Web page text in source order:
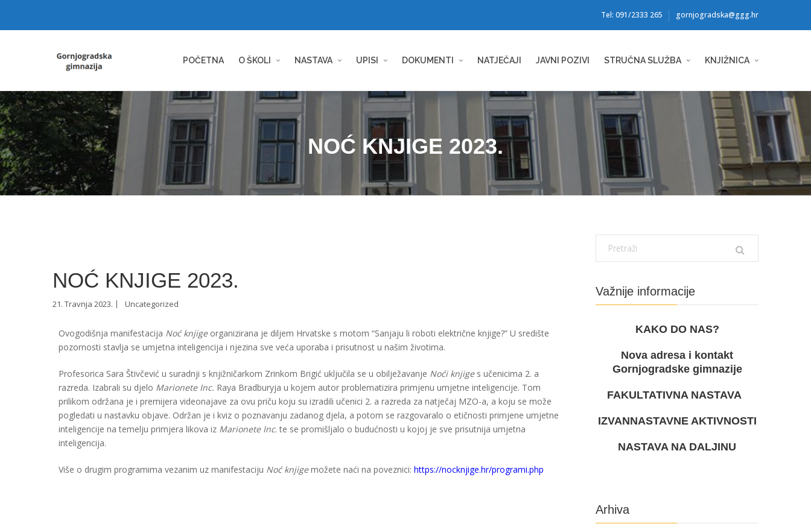
Tel: 091/2333 265 gornjogradska@ggg.hr
POČETNA O ŠKOLI NASTAVA UPISI DOKUMENTI NATJEČAJI JAVNI POZIVI STRUČNA SLUŽBA KNJIŽNICA
NOĆ KNJIGE 2023.
NOĆ KNJIGE 2023.
21. Travnja 2023. Uncategorized
Ovogodišnja manifestacija Noć knjigeorganizirana je diljem Hrvatske s motom “Sanjaju li roboti električne knjige?” U središte
pozornosti stavlja se umjetna inteligencija i njezina sve veća uporaba i prisutnost u našim životima.
Profesorica Sara Štivčević u suradnji s knjižničarkom Zrinkom Brigić uključila se u obilježavanje Noći knjiges učenicima 2. a
razreda. Izabrali su djelo Marionete Inc. Raya Bradburyja u kojem autor problematizira primjenu umjetne inteligencije. Tom
prilikom održana je i premijera videonajave za ovu priču koju su izradili učenici 2. a razreda za natječaj MZO-a, a koju se može
pogledati u nastavku objave. Održan je i kviz o poznavanju zadanog djela, a potom se razgovaralo o etičnosti primjene umjetne
inteligencije na temelju primjera likova iz Marionete Inc. te se promišljalo o budućnosti u kojoj je sve prisutnija umjetna
inteligencija.
Više o drugim programima vezanim uz manifestaciju Noć knjigemožete naći na poveznici: https://nocknjige.hr/programi.php
Važnije informacije
KAKO DO NAS?
Nova adresa i kontakt
Gornjogradske gimnazije
FAKULTATIVNA NASTAVA
IZVANNASTAVNE AKTIVNOSTI
NASTAVA NA DALJINU
Arhiva